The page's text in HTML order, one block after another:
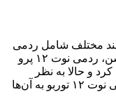
سری ردمی نوت ۱۲ را در چند مختلف شامل ردمی
نوت ۱۲ پرو، ردمی نوت ۱۲ دیسکاوری ادیشن، ردمی نوت ۱۲ پرو
معرفی کرد و حالا به نظر
می‌رسد می‌خواهد یک مدل دیگر به نام ردمی نوت ۱۲ توربو به آن‌ها